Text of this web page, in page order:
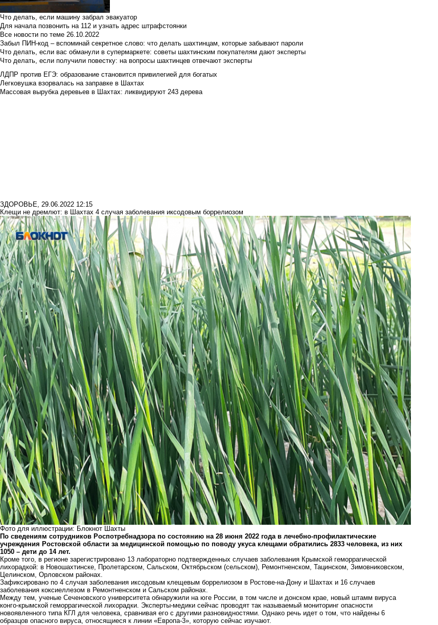
Что делать, если машину забрал эвакуатор
Для начала позвонить на 112 и узнать адрес штрафстоянки
Все новости по теме 26.10.2022
Забыл ПИН-код – вспоминай секретное слово: что делать шахтинцам, которые забывают пароли
Что делать, если вас обманули в супермаркете: советы шахтинским покупателям дают эксперты
Что делать, если получили повестку: на вопросы шахтинцев отвечают эксперты
ЛДПР против ЕГЭ: образование становится привилегией для богатых
Легковушка взорвалась на заправке в Шахтах
Массовая вырубка деревьев в Шахтах: ликвидируют 243 дерева
ЗДОРОВЬЕ, 29.06.2022 12:15
Клещи не дремлют: в Шахтах 4 случая заболевания иксодовым боррелиозом
Фото для иллюстрации: Блокнот Шахты
По сведениям сотрудников Роспотребнадзора по состоянию на 28 июня 2022 года в лечебно-профилактические
учреждения Ростовской области за медицинской помощью по поводу укуса клещами обратились 2833 человека, из них
1050 – дети до 14 лет.
Кроме того, в регионе зарегистрировано 13 лабораторно подтвержденных случаев заболевания Крымской геморрагической
лихорадкой: в Новошахтинске, Пролетарском, Сальском, Октябрьском (сельском), Ремонтненском, Тацинском, Зимовниковском,
Целинском, Орловском районах.
Зафиксировано по 4 случая заболевания иксодовым клещевым боррелиозом в Ростове-на-Дону и Шахтах и 16 случаев
заболевания коксиеллезом в Ремонтненском и Сальском районах.
Между тем, ученые Сеченовского университета обнаружили на юге России, в том числе и донском крае, новый штамм вируса
конго-крымской геморрагической лихорадки. Эксперты-медики сейчас проводят так называемый мониторинг опасности
новоявленного типа КГЛ для человека, сравнивая его с другими разновидностями. Однако речь идет о том, что найдены 6
образцов опасного вируса, относящиеся к линии «Европа-3», которую сейчас изучают.